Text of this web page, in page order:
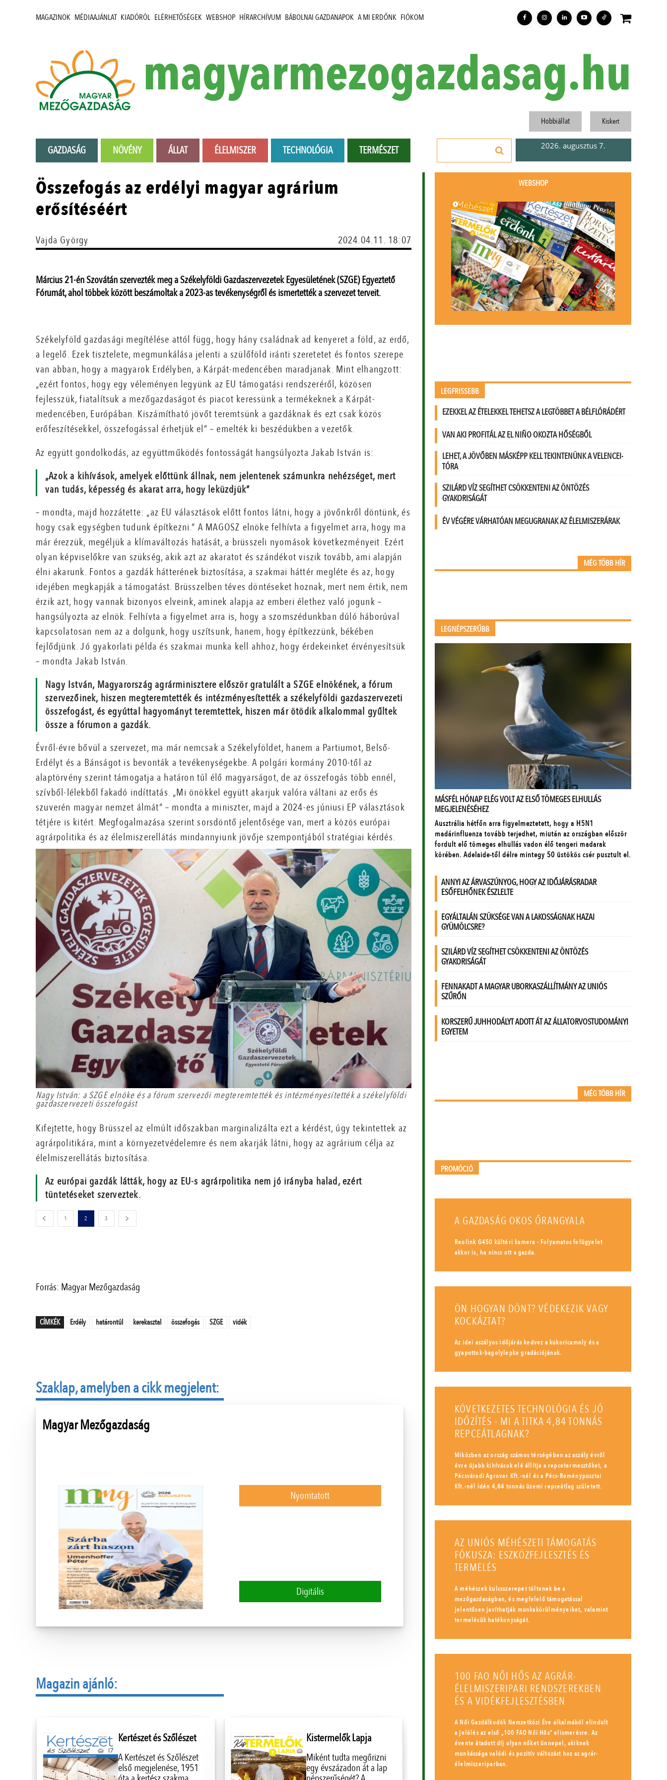
MAGAZINOK MÉDIAAJÁNLAT KIADÓRÓL ELÉRHETŐSÉGEK WEBSHOP HÍRARCHÍVUM BÁBOLNAI GAZDANAPOK A MI ERDŐNK FIÓKOM
magyarmezogazdasag.hu
GAZDASÁG NÖVÉNY ÁLLAT ÉLELMISZER TECHNOLÓGIA TERMÉSZET
Hobbiállat Kiskert
2026. augusztus 7.
Összefogás az erdélyi magyar agrárium
erősítéséért
Vajda György 2024.04.11. 18:07
Március 21-én Szovátán szervezték meg a Székelyföldi Gazdaszervezetek Egyesületének (SZGE) Egyeztető
Fórumát, ahol többek között beszámoltak a 2023-as tevékenységről és ismertették a szervezet terveit.
Székelyföld gazdasági megítélése attól függ, hogy hány családnak ad kenyeret a föld, az erdő,
a legelő. Ezek tisztelete, megmunkálása jelenti a szülőföld iránti szeretetet és fontos szerepe
van abban, hogy a magyarok Erdélyben, a Kárpát-medencében maradjanak. Mint elhangzott:
„ezért fontos, hogy egy véleményen legyünk az EU támogatási rendszeréről, közösen
fejlesszük, fiatalítsuk a mezőgazdaságot és piacot keressünk a termékeknek a Kárpát-
medencében, Európában. Kiszámítható jövőt teremtsünk a gazdáknak és ezt csak közös
erőfeszítésekkel, összefogással érhetjük el” – emelték ki beszédükben a vezetők.
Az együtt gondolkodás, az együttműködés fontosságát hangsúlyozta Jakab István is:
„Azok a kihívások, amelyek előttünk állnak, nem jelentenek számunkra nehézséget, mert
van tudás, képesség és akarat arra, hogy leküzdjük”
– mondta, majd hozzátette: „az EU választások előtt fontos látni, hogy a jövőnkről döntünk, és
hogy csak egységben tudunk építkezni.” A MAGOSZ elnöke felhívta a figyelmet arra, hogy ma
már érezzük, megéljük a klímaváltozás hatását, a brüsszeli nyomások következményeit. Ezért
olyan képviselőkre van szükség, akik azt az akaratot és szándékot viszik tovább, ami alapján
élni akarunk. Fontos a gazdák hátterének biztosítása, a szakmai háttér megléte és az, hogy
idejében megkapják a támogatást. Brüsszelben téves döntéseket hoznak, mert nem értik, nem
érzik azt, hogy vannak bizonyos elveink, aminek alapja az emberi élethez való jogunk –
hangsúlyozta az elnök. Felhívta a figyelmet arra is, hogy a szomszédunkban dúló háborúval
kapcsolatosan nem az a dolgunk, hogy uszítsunk, hanem, hogy építkezzünk, békében
fejlődjünk. Jó gyakorlati példa és szakmai munka kell ahhoz, hogy érdekeinket érvényesítsük
– mondta Jakab István.
Nagy István, Magyarország agrárminisztere először gratulált a SZGE elnökének, a fórum
szervezőinek, hiszen megteremtették és intézményesítették a székelyföldi gazdaszervezeti
összefogást, és egyúttal hagyományt teremtettek, hiszen már ötödik alkalommal gyűltek
össze a fórumon a gazdák.
Évről-évre bővül a szervezet, ma már nemcsak a Székelyföldet, hanem a Partiumot, Belső-
Erdélyt és a Bánságot is bevonták a tevékenységekbe. A polgári kormány 2010-től az
alaptörvény szerint támogatja a határon túl élő magyarságot, de az összefogás több ennél,
szívből-lélekből fakadó indíttatás. „Mi önökkel együtt akarjuk valóra váltani az erős és
szuverén magyar nemzet álmát” – mondta a miniszter, majd a 2024-es júniusi EP választások
tétjére is kitért. Megfogalmazása szerint sorsdöntő jelentősége van, mert a közös európai
agrárpolitika és az élelmiszerellátás mindannyiunk jövője szempontjából stratégiai kérdés.
Nagy István: a SZGE elnöke és a fórum szervezői megteremtették és intézményesítették a székelyföldi
gazdaszervezeti összefogást
Kifejtette, hogy Brüsszel az elmúlt időszakban marginalizálta ezt a kérdést, úgy tekintettek az
agrárpolitikára, mint a környezetvédelemre és nem akarják látni, hogy az agrárium célja az
élelmiszerellátás biztosítása.
Az európai gazdák látták, hogy az EU-s agrárpolitika nem jó irányba halad, ezért
tüntetéseket szerveztek.
1 2 3
Forrás: Magyar Mezőgazdaság
CÍMKÉK Erdély határontúl kerekasztal összefogás SZGE vidék
Szaklap, amelyben a cikk megjelent:
Magyar Mezőgazdaság
Nyomtatott
Digitális
Magazin ajánló:
Kertészet és Szőlészet
A Kertészet és Szőlészet
első megjelenése, 1951
Kistermelők Lapja
Miként tudta megőrizni
egy évszázadon át a lap
WEBSHOP
LEGFRISSEBB
EZEKKEL AZ ÉTELEKKEL TEHETSZ A LEGTÖBBET A BÉLFLÓRÁDÉRT
VAN AKI PROFITÁL AZ EL NIÑO OKOZTA HŐSÉGBŐL
LEHET, A JÖVŐBEN MÁSKÉPP KELL TEKINTENÜNK A VELENCEI-
TÓRA
SZILÁRD VÍZ SEGÍTHET CSÖKKENTENI AZ ÖNTÖZÉS
GYAKORISÁGÁT
ÉV VÉGÉRE VÁRHATÓAN MEGUGRANAK AZ ÉLELMISZERÁRAK
MÉG TÖBB HÍR
LEGNÉPSZERŰBB
MÉG TÖBB HÍR
PROMÓCIÓ
A GAZDASÁG OKOS ŐRANGYALA
Reolink G450 kültéri kamera - Folyamatos felügyelet
akkor is, ha nincs ott a gazda.
ÖN HOGYAN DÖNT? VÉDEKEZIK VAGY
KOCKÁZTAT?
Az idei aszályos időjárás kedvez a kukoricamoly és a
gyapottok-bagolylepke gradációjának.
KÖVETKEZETES TECHNOLÓGIA ÉS JÓ
IDŐZÍTÉS - MI A TITKA 4,84 TONNÁS
REPCEÁTLAGNAK?
Miközben az ország számos térségében az aszály évről
évre újabb kihívások elé állítja a repcetermesztőket, a
Pécsváradi Agrover Kft.-nél és a Pécs-Reménypusztai
Kft.-nél idén 4,84 tonnás üzemi repceátlag született.
AZ UNIÓS MÉHÉSZETI TÁMOGATÁS
FÓKUSZA: ESZKÖZFEJLESZTÉS ÉS
TERMELÉS
A méhészek kulcsszerepet töltenek be a
mezőgazdaságban, és megfelelő támogatással
jelentősen javíthatják munkakörülményeiket, valamint
termelésük hatékonyságát.
100 FAO NŐI HŐS AZ AGRÁR-
ÉLELMISZERIPARI RENDSZEREKBEN
ÉS A VIDÉKFEJLESZTÉSBEN
A Női Gazdálkodók Nemzetközi Éve alkalmából elindult
a jelölés az első „100 FAO Női Hős” elismerésre. Az
évente átadott díj olyan nőket ünnepel, akiknek
munkássága valódi és pozitív változást hoz az agrár-
élelmiszeriparban.